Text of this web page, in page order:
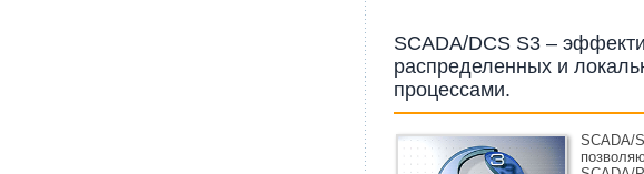
SCADA/DCS S3 –
распределенных и
процессами.